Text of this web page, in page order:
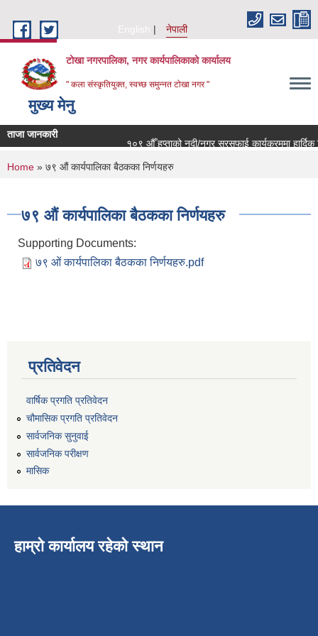
English
नेपाली
टोखा नगरपालिका, नगर कार्यपालिकाको कार्यालय
" कला संस्कृतियुक्त, स्वच्छ समुन्‍नत टोखा नगर "
मुख्य मेनु
ताजा जानकारी
१०९ औँ हप्ताको नदी/नगर सरसफाई कार्यक्रममा हार्दिक
You are here
Home » ७९ औं कार्यपालिका बैठकका निर्णयहरु
७९ औं कार्यपालिका बैठकका निर्णयहरु
Supporting Documents:
७९ ओं कार्यपालिका बैठकका निर्णयहरु.pdf
प्रतिवेदन
वार्षिक प्रगति प्रतिवेदन
चौमासिक प्रगति प्रतिवेदन
सार्वजनिक सुनुवाई
सार्वजनिक परीक्षण
मासिक
हाम्रो कार्यालय रहेको स्थान